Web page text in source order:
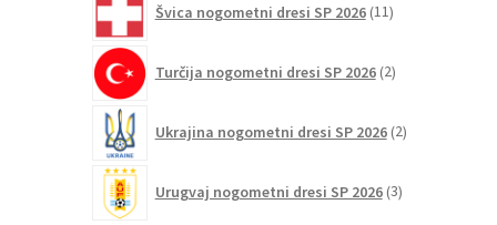
Švica nogometni dresi SP 2026 11izdelkov
Turčija nogometni dresi SP 2026 2izdelka
Ukrajina nogometni dresi SP 2026 2izdelka
Urugvaj nogometni dresi SP 2026 3izdelki